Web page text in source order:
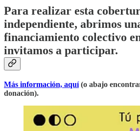
Para realizar esta
independiente, abrimos
financiamiento colectivo
invitamos a participar.
Más información, aquí(o abajo
donación).